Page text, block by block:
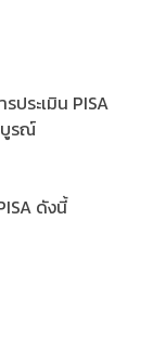
ประเมิน PISA
บูรณ์
ดังนี้